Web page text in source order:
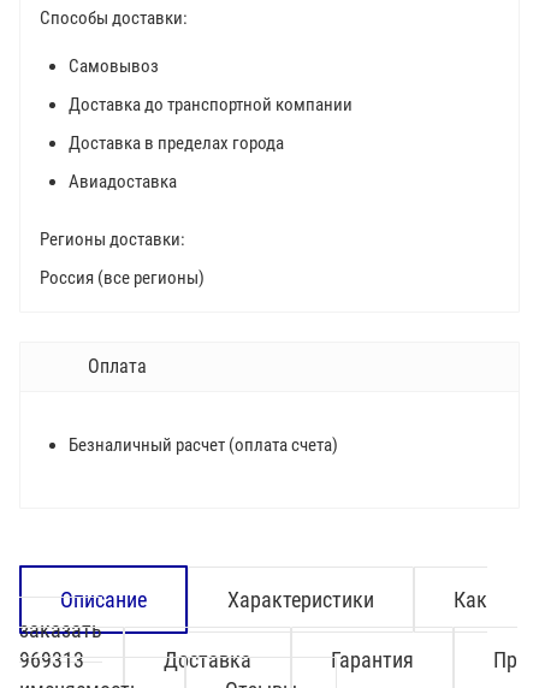
Способы доставки:
Самовывоз
Доставка до транспортной компании
Доставка в пределах города
Авиадоставка
Регионы доставки:
Россия (все регионы)
Оплата
Безналичный расчет (оплата счета)
Описание Характеристики
Как
заказать
969313
Доставка Гарантия
Пр